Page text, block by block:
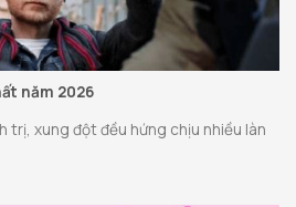
năm 2026
trị, xung đột đều hứng chịu nhiều làn